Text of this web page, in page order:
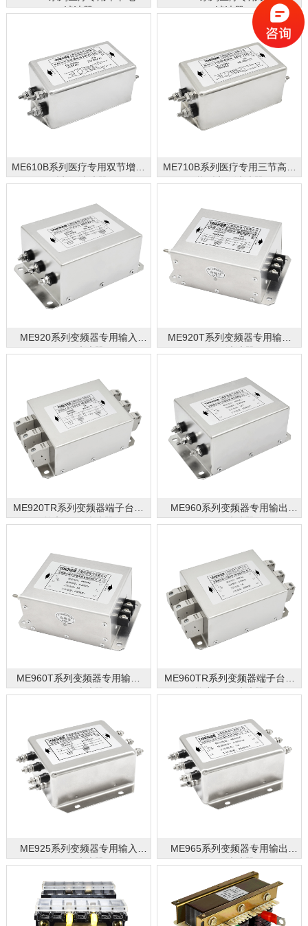
滤波器
滤波器
ME610B系列医疗专用双节增强
型电源滤波器
ME710B系列医疗专用三节高性
能型电源滤波器
ME920系列变频器专用输入
EMC滤波器
ME920T系列变频器专用输入
EMC滤波器
ME920TR系列变频器端子台式
输入EMC滤波器
ME960系列变频器专用输出
EMC滤波器
ME960T系列变频器专用输出
EMC滤波器
ME960TR系列变频器端子台式
输出EMC滤波器
ME925系列变频器专用输入
EMC滤波器
ME965系列变频器专用输出
EMC滤波器